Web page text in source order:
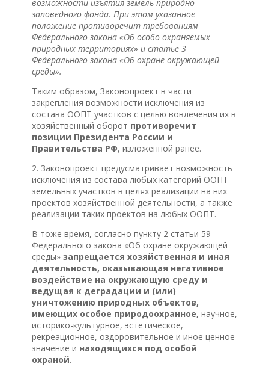
возможности изъятия земель природно-
заповедного фонда. При этом указанное
положение противоречит требованиям
Федерального закона «Об особо охраняемых
природных территориях» и статье 3
Федерального закона «Об охране окружающей
среды».
Таким образом, Законопроект в части
закрепления возможности исключения из
состава ООПТ участков с целью вовлечения их в
хозяйственный оборот противоречит
позиции Президента России и
Правительства РФ, изложенной ранее.
2. Законопроект предусматривает возможность
исключения из состава любых категорий ООПТ
земельных участков в целях реализации на них
проектов хозяйственной деятельности, а также
реализации таких проектов на любых ООПТ.
В тоже время, согласно пункту 2 статьи 59
Федерального закона «Об охране окружающей
среды»запрещается хозяйственная и иная
деятельность, оказывающая негативное
воздействие на окружающую среду и
ведущая к деградации и (или)
уничтожению природных объектов,
имеющих особое природоохранное, научное,
историко-культурное, эстетическое,
рекреационное, оздоровительное и иное ценное
значение и находящихся под особой
охраной.